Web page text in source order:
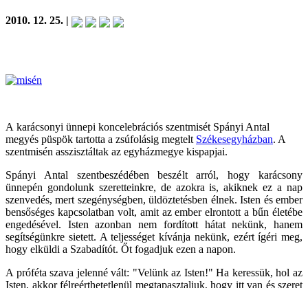
2010. 12. 25. |
A karácsonyi ünnepi koncelebrációs szentmisét Spányi Antal
megyés püspök tartotta a zsúfolásig megtelt Székesegyházban. A
szentmisén asszisztáltak az egyházmegye kispapjai.
Spányi Antal szentbeszédében beszélt arról, hogy karácsony
ünnepén gondolunk szeretteinkre, de azokra is, akiknek ez a nap
szenvedés, mert szegénységben, üldöztetésben élnek. Isten és ember
bensőséges kapcsolatban volt, amit az ember elrontott a bűn életébe
engedésével. Isten azonban nem fordított hátat nekünk, hanem
segítségünkre sietett. A teljességet kívánja nekünk, ezért ígéri meg,
hogy elküldi a Szabadítót. Őt fogadjuk ezen a napon.
A próféta szava jelenné vált: "Velünk az Isten!" Ha keressük, hol az
Isten, akkor félreérthetetlenül megtapasztaljuk, hogy itt van és szeret